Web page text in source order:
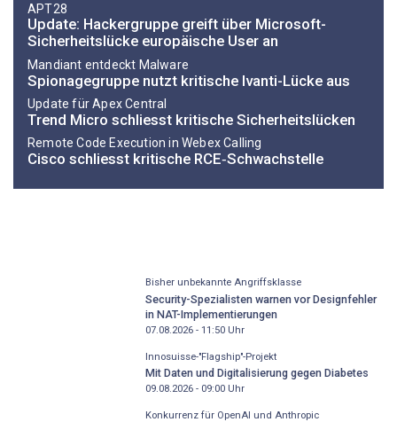
APT28
Update: Hackergruppe greift über Microsoft-
Sicherheitslücke europäische User an
Mandiant entdeckt Malware
Spionagegruppe nutzt kritische Ivanti-Lücke aus
Update für Apex Central
Trend Micro schliesst kritische Sicherheitslücken
Remote Code Execution in Webex Calling
Cisco schliesst kritische RCE‑Schwachstelle
Bisher unbekannte Angriffsklasse
Security-Spezialisten warnen vor Designfehler
in NAT-Implementierungen
07.08.2026 - 11:50Uhr
Innosuisse-"Flagship"-Projekt
Mit Daten und Digitalisierung gegen Diabetes
09.08.2026 - 09:00Uhr
Konkurrenz für OpenAI und Anthropic